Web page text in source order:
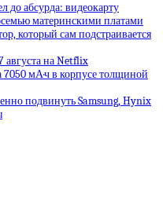
до абсурда: видеокарту
материнскими платами
который сам подстраивается
августа на Netflix
7050 мА·ч в корпусе толщиной
подвинуть Samsung, Hynix